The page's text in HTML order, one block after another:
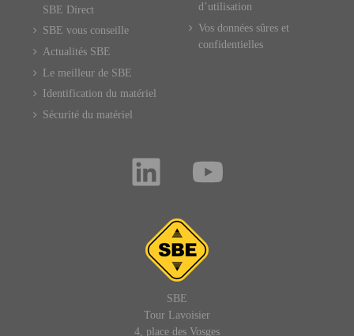
SBE Direct
SBE vous conseille
Actualités SBE
Le meilleur de SBE
Identification du matériel
Sécurité du matériel
d’utilisation
Vos données sûres et
confidentielles
SBE
Tour Lavoisier
4, place des Vosges